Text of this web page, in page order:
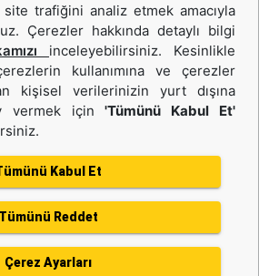
Güç Sistemleri
Kiralama
Kullanım Şartları
Bilgi Toplumu Hizmeti
trafiğini analiz etmek amacıyla
Çerezler hakkında detaylı bilgi
inceleyebilirsiniz. Kesinlikle
kullanımına ve çerezler
kişisel verilerinizin yurt dışına
vermek için'Tümünü Kabul Et'
Kabul Et
Tümünü Reddet
Çerez Ayarları